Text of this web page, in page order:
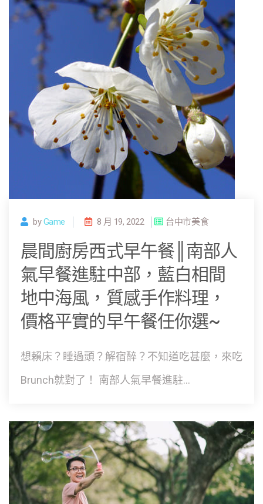
byGame 8 月 19, 2022 台中市美食
晨間廚房西式早午餐║南部人
氣早餐進駐中部，藍白相間
地中海風，質感手作料理，
價格平實的早午餐任你選~
想賴床？睡過頭？解宿醉？不知道吃甚麼，來吃
Brunch就對了！ 南部人氣早餐進駐...